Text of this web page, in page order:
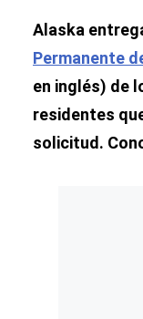
Alaska
Permanente
en inglés) de
residentes
solicitud.